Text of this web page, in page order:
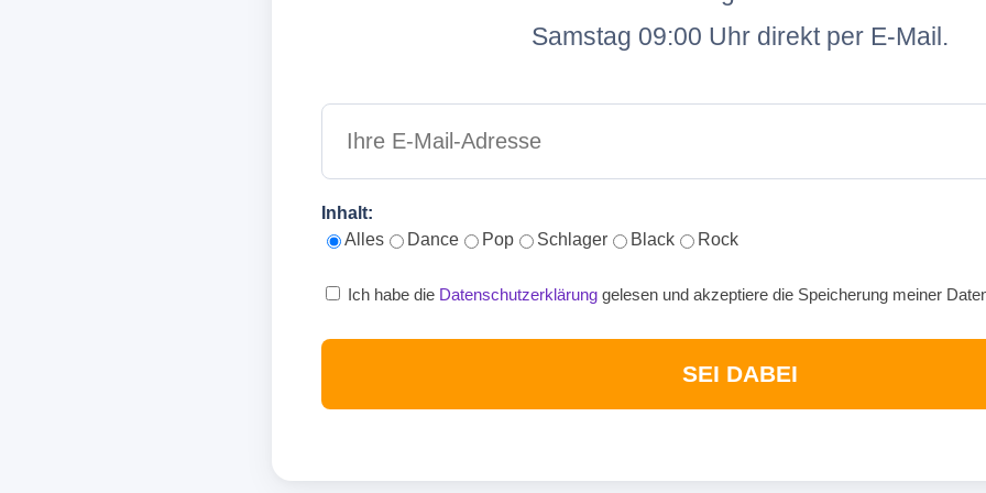
Samstag 09:00 Uhr direkt per E-Mail.
Inhalt:
Alles
Dance Pop Schlager Black Rock
Ich habe die Datenschutzerklärung gelesen und akzeptiere die Speicherung meiner
SEI DABEI